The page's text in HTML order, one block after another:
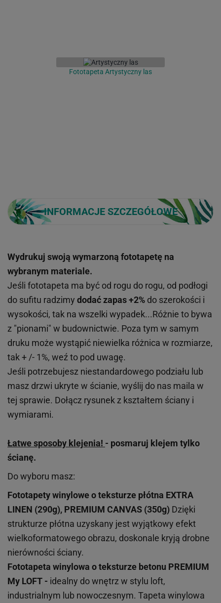
Fototapeta Artystyczny las
INFORMACJE SZCZEGÓŁOWE
Wydrukuj swoją wymarzoną fototapetę na
wybranym materiale.
Jeśli fototapeta ma być od rogu do rogu, od podłogi
do sufitu radzimy dodać zapas +2% do szerokości i
wysokości, tak na wszelki wypadek...Różnie to bywa
z "pionami" w budownictwie. Poza tym w samym
druku może wystąpić niewielka różnica w rozmiarze,
tak + /- 1%, weź to pod uwagę.
Jeśli potrzebujesz niestandardowego podziału lub
masz drzwi ukryte w ścianie, wyślij do nas maila w
tej sprawie. Dołącz rysunek z kształtem ściany i
wymiarami.
Łatwe sposoby klejenia! - posmaruj klejem tylko
ścianę.
Do wyboru masz:
Fototapety winylowe oteksturze płótna EXTRA
LINEN (290g), PREMIUM CANVAS (350g) Dzięki
strukturze płótna uzyskany jest wyjątkowy efekt
wielkoformatowego obrazu, doskonale kryją drobne
nierówności ściany.
Fototapeta winylowa oteksturze betonu PREMIUM
My LOFT - idealny do wnętrz w stylu loft,
industrialnym lub nowoczesnym. Tapeta winylowa